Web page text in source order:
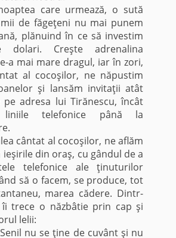
care urmează, o sută
de făgeţeni nu mai punem
plănuind în ce să investim
dolari. Creşte adrenalina
a mai mare dragul, iar în zori,
al cocoşilor, ne năpustim
şi lansăm invitaţii atât
pe adresa lui Tirănescu, încât
telefonice până la
cântat al cocoşilor, ne aflăm
din oraş, cu gândul de a
telefonice ale ţinuturilor
să o facem, se produce, tot
marea cădere. Dintr-
îi trece o năzbâtie prin cap şi
lelii:
nu se ţine de cuvânt şi nu